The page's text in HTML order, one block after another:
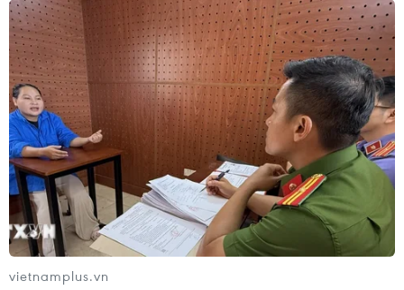
vietnamplus.vn